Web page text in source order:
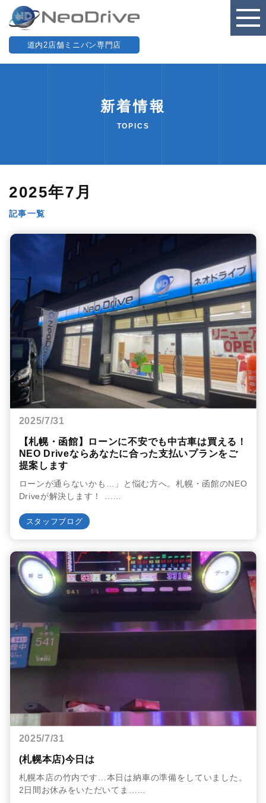
道内2店舗ミニバン専門店
新着情報
TOPICS
2025年7月
記事一覧
2025/7/31
【札幌・函館】ローンに不安でも中古車は買える！
NEO Driveならあなたに合った支払いプランをご
提案します
ローンが通らないかも…」と悩む方へ。札幌・函館のNEO
Driveが解決します！ ……
スタッフブログ
2025/7/31
(札幌本店)今日は
札幌本店の竹内です…本日は納車の準備をしていました。
2日間お休みをいただいてま……